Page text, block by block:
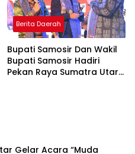
Berita Daerah
Bupati Samosir Dan Wakil
Bupati Samosir Hadiri
Pekan Raya Sumatra Utara
Gelar Acara “Muda